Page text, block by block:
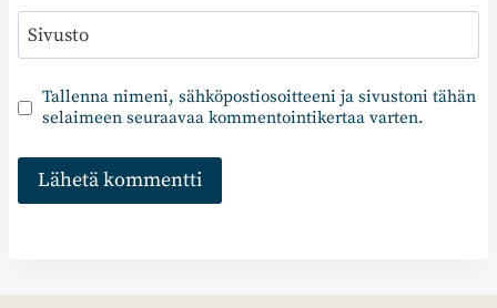
Sivusto
Tallenna nimeni, sähköpostiosoitteeni ja sivustoni tähän
selaimeen seuraavaa kommentointikertaa varten.